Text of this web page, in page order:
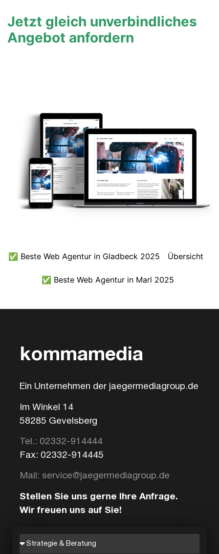
Jetzt gleich unverbindliches
Angebot anfordern
✅ Beste Web Agentur in Gladbeck 2025 Übersicht
✅ Beste Web Agentur in Marl 2025
kommamedia
Ein Unternehmen der jaegermediagroup.de
Im Winkel 14
58285 Gevelsberg
Tel.: 02332-914444
Fax: 02332-914445
Mail: service@jaegermediagroup.de
Stellen Sie uns gerne Ihre Anfrage.
Wir freuen uns auf Sie!